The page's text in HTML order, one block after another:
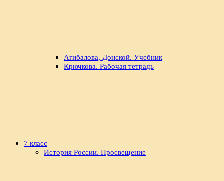
Агибалова, Донской. Учебник
Крючкова. Рабочая тетрадь
7 класс
История России. Просвещение